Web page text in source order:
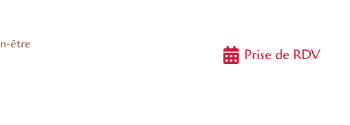
être
Prise de RDV